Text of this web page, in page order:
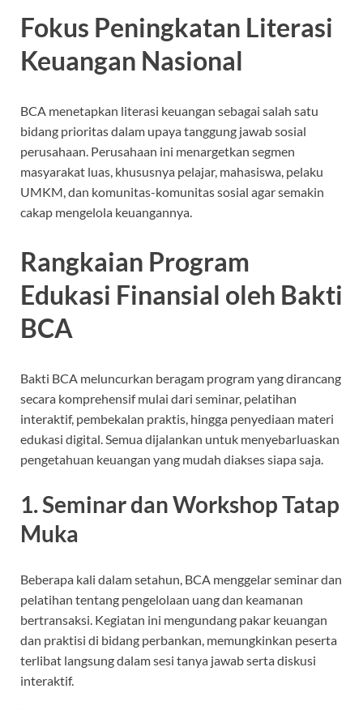
Fokus Peningkatan Literasi
Keuangan Nasional
BCA menetapkan literasi keuangan sebagai salah satu
bidang prioritas dalam upaya tanggung jawab sosial
perusahaan. Perusahaan ini menargetkan segmen
masyarakat luas, khususnya pelajar, mahasiswa, pelaku
UMKM, dan komunitas-komunitas sosial agar semakin
cakap mengelola keuangannya.
Rangkaian Program
Edukasi Finansial oleh Bakti
BCA
Bakti BCA meluncurkan beragam program yang dirancang
secara komprehensif mulai dari seminar, pelatihan
interaktif, pembekalan praktis, hingga penyediaan materi
edukasi digital. Semua dijalankan untuk menyebarluaskan
pengetahuan keuangan yang mudah diakses siapa saja.
1. Seminar dan Workshop Tatap
Muka
Beberapa kali dalam setahun, BCA menggelar seminar dan
pelatihan tentang pengelolaan uang dan keamanan
bertransaksi. Kegiatan ini mengundang pakar keuangan
dan praktisi di bidang perbankan, memungkinkan peserta
terlibat langsung dalam sesi tanya jawab serta diskusi
interaktif.